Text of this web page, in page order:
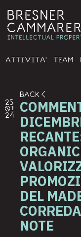
ATTIVITA' TEAM
25
01
24
BACK
DEL
NOTE